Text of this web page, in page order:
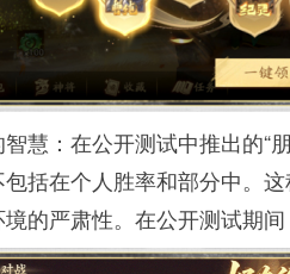
慧：在公开测试中推出的“
括在个人胜率和部分中。
的严肃性。在公开测试期